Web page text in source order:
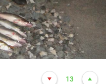
13